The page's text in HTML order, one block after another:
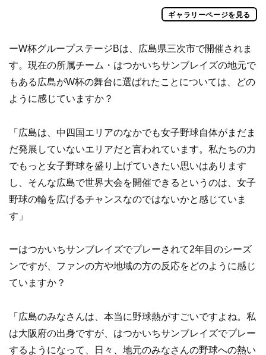
ギャラリーページを見る
ーW杯グループステージBは、広島県三次市で開催されま
す。現在の所属チーム・はつかいちサンブレイズの地元で
もある広島がW杯の舞台に選ばれたことについては、どの
ように感じていますか？
「広島は、中四国エリアのなかでも女子野球自体がまだま
だ発展していないエリアだと言われています。私たちの力
でもっと女子野球を盛り上げていきたい思いはあります
し、そんな広島で世界大会を開催できるというのは、女子
野球の輪を広げるチャンスなのではないかと感じていま
す」
ーはつかいちサンブレイズでプレーされて2年目のシーズ
ンですが、ファンの方や地域の方の反応をどのように感じ
ていますか？
「広島のみなさんは、本当に野球熱がすごいですよね。私
は大阪府の出身ですが、はつかいちサンブレイズでプレー
するようになって、日々、地元のみなさんの野球への熱い